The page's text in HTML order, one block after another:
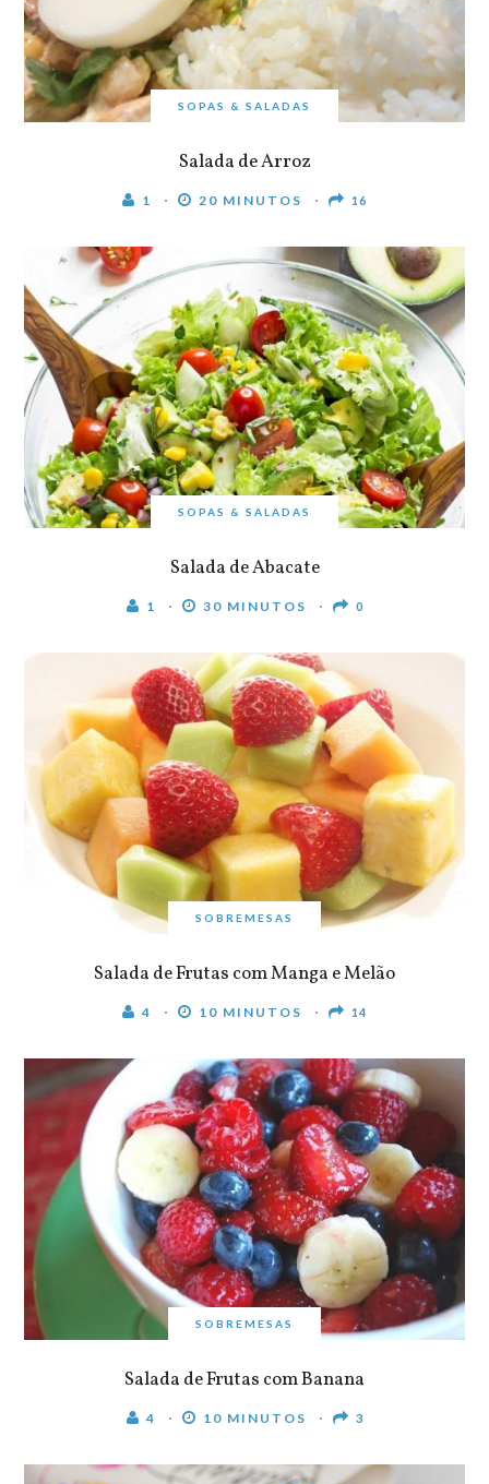
SOPAS & SALADAS
Salada de Arroz
1 20 MINUTOS 16
SOPAS & SALADAS
Salada de Abacate
1 30 MINUTOS 0
SOBREMESAS
Salada de Frutas com Manga e Melão
4 10 MINUTOS 14
SOBREMESAS
Salada de Frutas com Banana
4 10 MINUTOS 3